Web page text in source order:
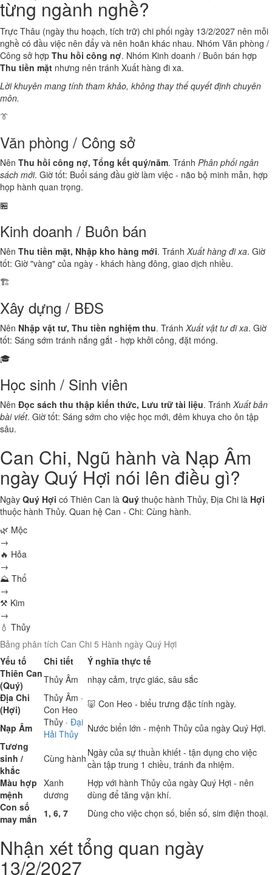
từng ngành nghề?
Trực Thâu (ngày thu hoạch, tích trữ) chi phối ngày 13/2/2027 nên mỗi
nghề có đầu việc nên đẩy và nên hoãn khác nhau. Nhóm Văn phòng /
Công sở hợp Thu hồi công nợ. Nhóm Kinh doanh / Buôn bán hợp
Thu tiền mặt nhưng nên tránh Xuất hàng đi xa.
Lời khuyên mang tính tham khảo, không thay thế quyết định chuyên
môn.
👔
Văn phòng / Công sở
Nên Thu hồi công nợ, Tổng kết quý/năm. Tránh Phân phối ngân
sách mới. Giờ tốt: Buổi sáng đầu giờ làm việc - não bộ minh mẫn, hợp
họp hành quan trọng.
🏪
Kinh doanh / Buôn bán
Nên Thu tiền mặt, Nhập kho hàng mới. Tránh Xuất hàng đi xa. Giờ
tốt: Giờ "vàng" của ngày - khách hàng đông, giao dịch nhiều.
🏗️
Xây dựng / BĐS
Nên Nhập vật tư, Thu tiền nghiệm thu. Tránh Xuất vật tư đi xa. Giờ
tốt: Sáng sớm tránh nắng gắt - hợp khởi công, đặt móng.
🎓
Học sinh / Sinh viên
Nên Đọc sách thu thập kiến thức, Lưu trữ tài liệu. Tránh Xuất bản
bài viết. Giờ tốt: Sáng sớm cho việc học mới, đêm khuya cho ôn tập
sâu.
Can Chi, Ngũ hành và Nạp Âm
ngày Quý Hợi nói lên điều gì?
Ngày Quý Hợi có Thiên Can là Quý thuộc hành Thủy, Địa Chi là Hợi
thuộc hành Thủy. Quan hệ Can - Chi: Cùng hành.
🌿 Mộc
→
🔥 Hỏa
→
⛰ Thổ
→
⚒ Kim
→
💧 Thủy
Bảng phân tích Can Chi 5 Hành ngày Quý Hợi
Yếu tố
Chi tiết
Ý nghĩa thực tế
Thiên Can
(Quý)
Thủy Âm
nhạy cảm, trực giác, sâu sắc
Địa Chi
(Hợi)
Thủy Âm ·
Con Heo
🐷 Con Heo - biểu trưng đặc tính ngày.
Nạp Âm
Thủy · Đại
Hải Thủy
Nước biển lớn - mệnh Thủy của ngày Quý Hợi.
Tương
sinh /
khắc
Cùng hành Ngày của sự thuần khiết - tận dụng cho việc
cần tập trung 1 chiều, tránh đa nhiệm.
Màu hợp
mệnh
Xanh
dương
Hợp với hành Thủy của ngày Quý Hợi - nên
dùng để tăng vận khí.
Con số
may mắn
1, 6, 7 Dùng cho việc chọn số, biển số, sim điện thoại.
Nhận xét tổng quan ngày
13/2/2027